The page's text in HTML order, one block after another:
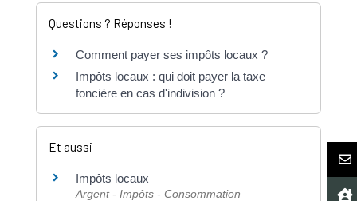
Questions ? Réponses !
Comment payer ses impôts locaux ?
Impôts locaux : qui doit payer la taxe
foncière en cas d'indivision ?
Et aussi
Impôts locaux
Argent - Impôts - Consommation